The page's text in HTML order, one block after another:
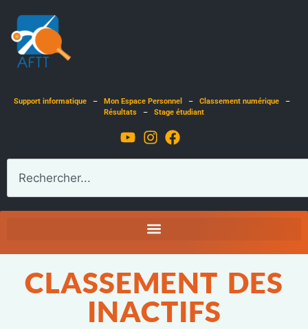
Support informatique – Mon Espace Personnel – Classement numérique –
Résultats – Stage étudiant
CLASSEMENT DES
INACTIFS